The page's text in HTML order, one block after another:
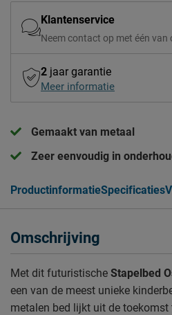
Klantenservice
Neem contact op met één van
2 jaar garantie
Meer informatie
Gemaakt van metaal
Zeer eenvoudig in
ProductinformatieSpecificaties
Omschrijving
Met dit futuristische Stapelbed
een van de meest unieke
metalen bed lijkt uit de toekomst